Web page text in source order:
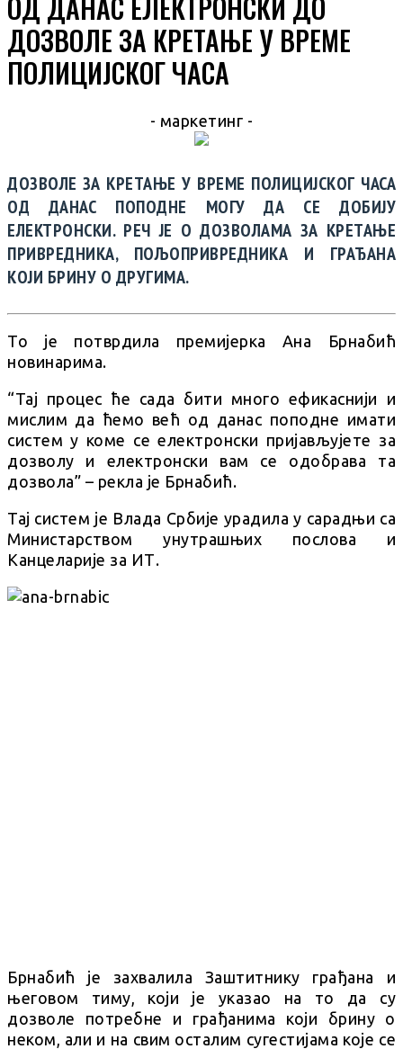
ДОЗВОЛЕ ЗА КРЕТАЊЕ У ВРЕМЕ
ПОЛИЦИЈСКОГ ЧАСА
- маркетинг -
ДОЗВОЛЕ ЗА КРЕТАЊЕ У ВРЕМЕ ПОЛИЦИЈСКОГ ЧАСА
ОД ДАНАС ПОПОДНЕ МОГУ ДА СЕ ДОБИЈУ
ЕЛЕКТРОНСКИ. РЕЧ ЈЕ О ДОЗВОЛАМА ЗА КРЕТАЊЕ
ПРИВРЕДНИКА, ПОЉОПРИВРЕДНИКА И ГРАЂАНА
КОЈИ БРИНУ О ДРУГИМА.
То је потврдила премијерка Ана Брнабић
новинарима.
“Тај процес ће сада бити много ефикаснији и
мислим да ћемо већ од данас поподне имати
систем у коме се електронски пријављујете за
дозволу и електронски вам се одобрава та
дозвола” – рекла је Брнабић.
Тај систем је Влада Србије урадила у сарадњи са
Министарством унутрашњих послова и
Канцеларије за ИТ.
Брнабић је захвалила Заштитнику грађана и
његовом тиму, који је указао на то да су
дозволе потребне и грађанима који брину о
неком, али и на свим осталим сугестијама које се